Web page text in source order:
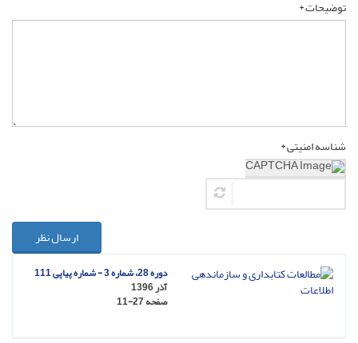
توضیحات *
شناسه امنیتی *
ارسال نظر
دوره 28، شماره 3 - شماره پیاپی 111
آذر 1396
صفحه11-27